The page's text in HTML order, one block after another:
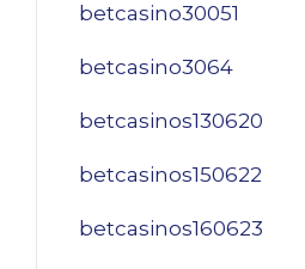
betcasino30051
betcasino3064
betcasinos130620
betcasinos150622
betcasinos160623